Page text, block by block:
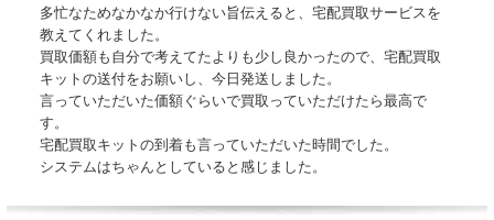
多忙なためなかなか行けない旨伝えると、宅配買取サービスを
教えてくれました。
買取価額も自分で考えてたよりも少し良かったので、宅配買取
キットの送付をお願いし、今日発送しました。
言っていただいた価額ぐらいで買取っていただけたら最高で
す。
宅配買取キットの到着も言っていただいた時間でした。
システムはちゃんとしていると感じました。